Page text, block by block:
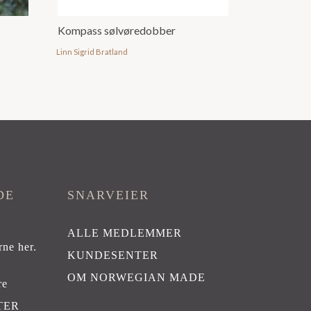
Kompass sølvøredobber
Linn Sigrid Bratland
her.
SNARVEIER
ALLE MEDLEMMER
KUNDESENTER
OM NORWEGIAN MADE